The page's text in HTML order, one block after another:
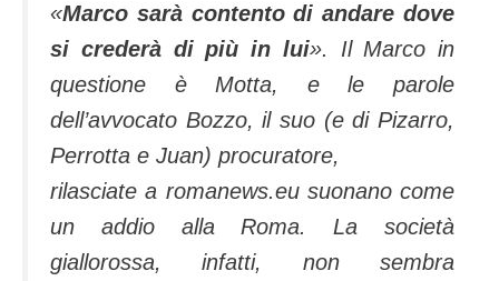
«Marco sarà contento di andare dove
si crederà di più in lui». Il Marco in
questione è Motta, e le parole
dell’avvocato Bozzo, il suo (e di Pizarro,
Perrotta e Juan) procuratore,
rilasciate a romanews.eu suonano come
un addio alla Roma. La società
giallorossa, infatti, non sembra